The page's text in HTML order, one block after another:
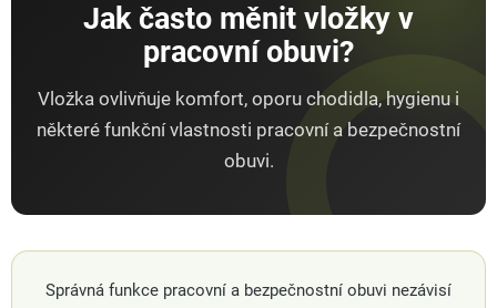
Jak často měnit vložky v
pracovní obuvi?
Vložka ovlivňuje komfort, oporu chodidla, hygienu i
některé funkční vlastnosti pracovní a bezpečnostní
obuvi.
Správná funkce pracovní a bezpečnostní obuvi nezávisí